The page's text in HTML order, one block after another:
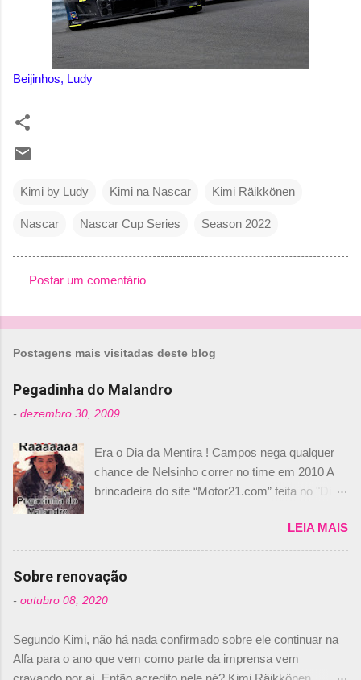
Beijinhos, Ludy
Kimi by Ludy Kimi na Nascar Kimi Räikkönen
Nascar Nascar Cup Series Season 2022
o
n
t
r
i
o
Postar um comentário
Postagens mais visitadas deste blog
Pegadinha do Malandro
- dezembro 30, 2009
Era o Dia da Mentira ! Campos nega qualquer
chance de Nelsinho correr no time em 2010 A
brincadeira do site “Motor21.com” feita no "Día
de abril –, afirmando que Nelson Piquet havia
comprado 15% das ações da Campos, dando,
com isso, um lugar no time a Nelsinho Piquet,
foi esclarecida de uma vez por todas por
Daniele Audetto, diretor da escuderia. O
não será o companheiro de Bruno Senna em
2010. "Na verdade, nós recebemos uma oferta
LEIA MAIS
Sobre renovação
- outubro 08, 2020
Segundo Kimi, não há nada confirmado sobre ele continuar na
Alfa para o ano que vem como parte da imprensa vem